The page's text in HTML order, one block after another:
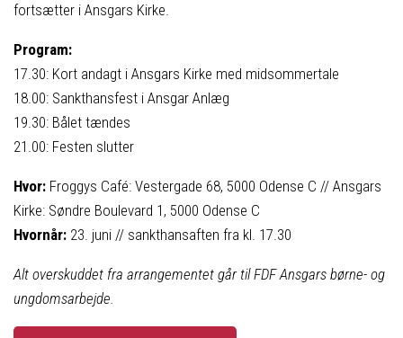
fortsætter i Ansgars Kirke.
Program:
17.30: Kort andagt i Ansgars Kirke med midsommertale
18.00: Sankthansfest i Ansgar Anlæg
19.30: Bålet tændes
21.00: Festen slutter
Hvor: Froggys Café: Vestergade 68, 5000 Odense C // Ansgars
Kirke: Søndre Boulevard 1, 5000 Odense C
Hvornår: 23. juni // sankthansaften fra kl. 17.30
Alt overskuddet fra arrangementet går til FDF Ansgars børne- og
ungdomsarbejde.